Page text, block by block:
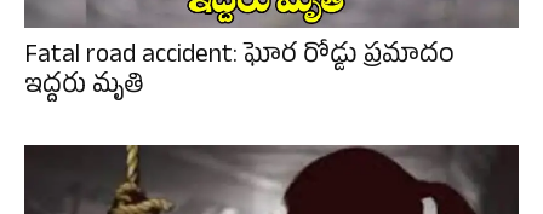
Fatal road accident: ఘోర రోడ్డు ప్రమాదం
ఇద్దరు మృతి